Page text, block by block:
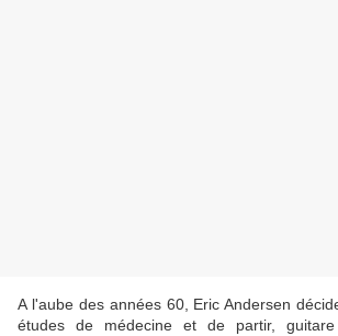
A l'aube des années 60, Eric Andersen
études de médecine et de partir,